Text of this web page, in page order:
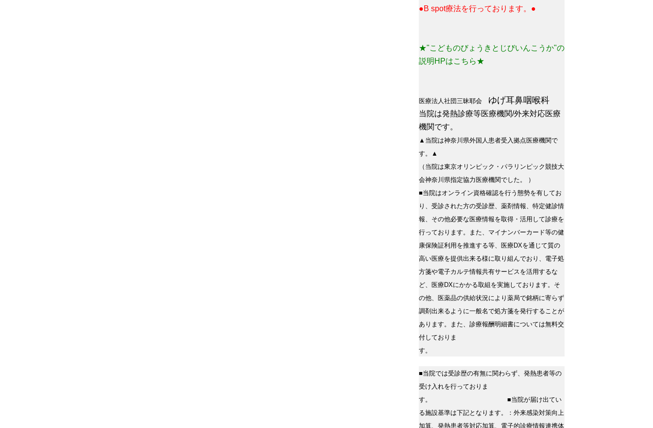
●B spot療法を行っております。●
★"こどものびょうきとじびいんこうか"の
説明HPはこちら★
医療法人社団三昧耶会 ゆげ耳鼻咽喉科
当院は発熱診療等医療機関/外来対応医療
機関です。
▲当院は神奈川県外国人患者受入拠点医療機関で
す。▲
（当院は東京オリンピック・パラリンピック競技大
会神奈川県指定協力医療機関でした。 ）
■当院はオンライン資格確認を行う態勢を有してお
り、受診された方の受診歴、薬剤情報、特定健診情
報、その他必要な医療情報を取得・活用して診療を
行っております。また、マイナンバーカード等の健
康保険証利用を推進する等、医療DXを通じて質の
高い医療を提供出来る様に取り組んでおり、電子処
方箋や電子カルテ情報共有サービスを活用するな
ど、医療DXにかかる取組を実施しております。そ
の他、医薬品の供給状況により薬局で銘柄に寄らず
調剤出来るように一般名で処方箋を発行することが
あります。また、診療報酬明細書については無料交
付しておりま
す。
■当院では受診歴の有無に関わらず、発熱患者等の
受け入れを行っておりま
す。
■当院が届け出てい
る施設基準は下記となります。：外来感染対策向上
加算、発熱患者等対応加算、電子的診療情報連携体